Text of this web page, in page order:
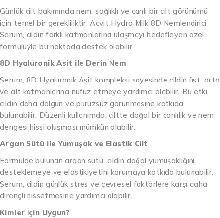
Günlük cilt bakımında nem, sağlıklı ve canlı bir cilt görünümü
için temel bir gerekliliktir. Acvit Hydra Milk 8D Nemlendirici
Serum, cildin farklı katmanlarına ulaşmayı hedefleyen özel
formülüyle bu noktada destek olabilir.
8D Hyaluronik Asit ile Derin Nem
Serum, 8D Hyaluronik Asit kompleksi sayesinde cildin üst, orta
ve alt katmanlarına nüfuz etmeye yardımcı olabilir. Bu etki,
cildin daha dolgun ve pürüzsüz görünmesine katkıda
bulunabilir. Düzenli kullanımda, ciltte doğal bir canlılık ve nem
dengesi hissi oluşması mümkün olabilir.
Argan Sütü ile Yumuşak ve Elastik Cilt
Formülde bulunan argan sütü, cildin doğal yumuşaklığını
desteklemeye ve elastikiyetini korumaya katkıda bulunabilir.
Serum, cildin günlük stres ve çevresel faktörlere karşı daha
dirençli hissetmesine yardımcı olabilir.
Kimler İçin Uygun?